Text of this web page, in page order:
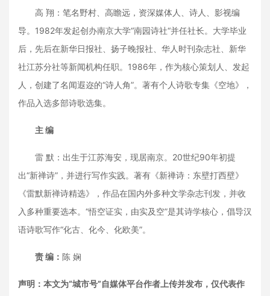
高 翔：笔名野村、高瞻远，资深媒体人、诗人、影视编
导。1982年发起创办南京大学“南园诗社“并任社长。大学毕业
后，先后在新华日报社、扬子晚报社、华人时刊杂志社、新华
社江苏分社等新闻机构任职。1986年，作为核心策划人、发起
人，创建了名闻遐迩的“诗人角”。著有个人诗歌专集《空地》，
作品入选多部诗歌选集。
主 编
雷 默：出生于江苏海安，现居南京。20世纪90年初提
出“新禅诗”，并进行写作实践。著有《新禅诗：东壁打西壁》
《雷默新禅诗精选》，作品在国内外多种文学杂志刊发，并收
入多种重要选本。“悟空证实，由实及空”是其诗学核心，倡导汉
语诗歌写作“化古、化今、化欧美”。
责 编： 陈 娴
声明：本文为“城市号”自媒体平台作者上传并发布，仅代表作